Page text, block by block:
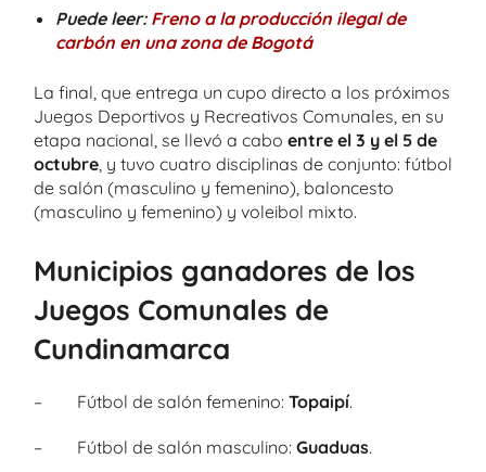
Puede leer: Freno a la producción ilegal de
carbón en una zona de Bogotá
La final, que entrega un cupo directo a los próximos
Juegos Deportivos y Recreativos Comunales, en su
etapa nacional, se llevó a cabo entre el 3 y el 5 de
octubre , y tuvo cuatro disciplinas de conjunto: fútbol
de salón (masculino y femenino), baloncesto
(masculino y femenino) y voleibol mixto.
Municipios ganadores de los
Juegos Comunales de
Cundinamarca
– Fútbol de salón femenino: Topaipí.
– Fútbol de salón masculino: Guaduas.